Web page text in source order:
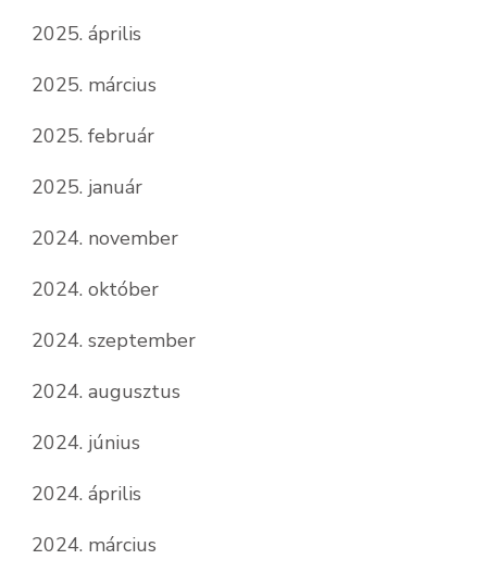
2025. április
2025. március
2025. február
2025. január
2024. november
2024. október
2024. szeptember
2024. augusztus
2024. június
2024. április
2024. március